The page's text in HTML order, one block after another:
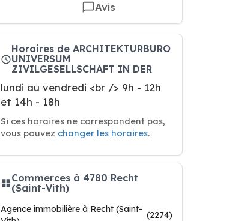
Avis
Horaires de ARCHITEKTURBURO
UNIVERSUM
ZIVILGESELLSCHAFT IN DER
lundi au vendredi <br /> 9h - 12h
et 14h - 18h
Si ces horaires ne correspondent pas,
vous pouvez changer les horaires.
Commerces à 4780 Recht
(Saint-Vith)
Agence immobilière à Recht (Saint-
(2274)